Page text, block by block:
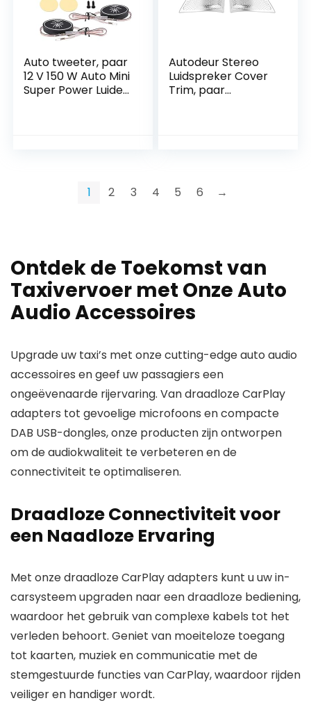
Auto tweeter, paar
12 V 150 W Auto Mini
Super Power Luider
Autodeur Stereo
Luidspreker Cover
Trim, paar
1 2 3 4 5 6 →
Ontdek de Toekomst van
Taxivervoer met Onze Auto
Audio Accessoires
Upgrade uw taxi’s met onze cutting-edge auto audio
accessoires en geef uw passagiers een
ongeëvenaarde rijervaring. Van draadloze CarPlay
adapters tot gevoelige microfoons en compacte
DAB USB-dongles, onze producten zijn ontworpen
om de audiokwaliteit te verbeteren en de
connectiviteit te optimaliseren.
Draadloze Connectiviteit voor
een Naadloze Ervaring
Met onze draadloze CarPlay adapters kunt u uw in-
carsysteem upgraden naar een draadloze bediening,
waardoor het gebruik van complexe kabels tot het
verleden behoort. Geniet van moeiteloze toegang
tot kaarten, muziek en communicatie met de
stemgestuurde functies van CarPlay, waardoor rijden
veiliger en handiger wordt.